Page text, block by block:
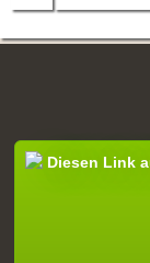
Diesen Link